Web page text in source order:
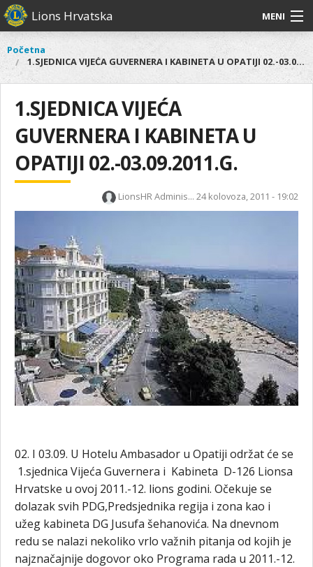
Skoči
na
sadržaj
Lions Hrvatska MENI
O nama
Lions Distrikt 126
Naši projekti
Aktivnosti
Glavni
izbornik
O
nama
Lions
Distrikt
Naši
Aktivnosti
Vi
ste
ovdje
Početna
1.SJEDNICA VIJEĆA GUVERNERA I KABINETA U OPATIJI 02.-03.09.2011.G.
1.SJEDNICA VIJEĆA
GUVERNERA I KABINETA U
OPATIJI 02.-03.09.2011.G.
LionsHR Adminis... 24 kolovoza, 2011 - 19:02
02. I 03.09. U Hotelu Ambasador u Opatiji održat će se
1.sjednica Vijeća Guvernera i Kabineta D-126 Lionsa
Hrvatske u ovoj 2011.-12. lions godini. Očekuje se
dolazak svih PDG,Predsjednika regija i zona kao i
užeg kabineta DG Jusufa šehanovića. Na dnevnom
redu se nalazi nekoliko vrlo važnih pitanja od kojih je
najznačajnije dogovor oko Programa rada u 2011.-12.